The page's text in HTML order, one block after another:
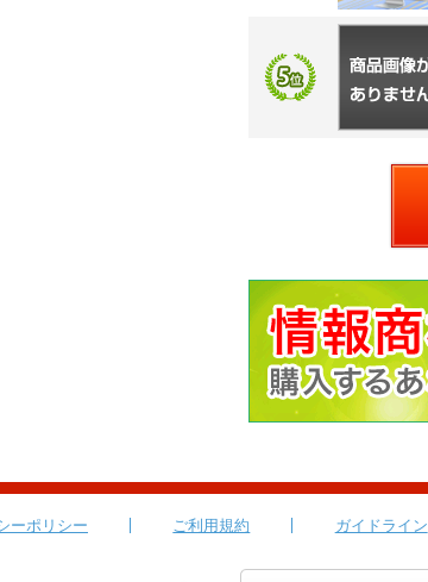
ーポリシー ご利用規約 ガイドライン